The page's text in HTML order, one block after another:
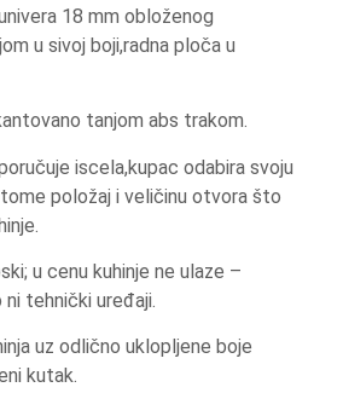
18 mm obloženog
u sivoj boji,radna ploča u
tanjom abs trakom.
iscela,kupac odabira svoju
položaj i veličinu otvora što
u cenu kuhinje ne ulaze –
tehnički uređaji.
uz odlično uklopljene boje
kutak.